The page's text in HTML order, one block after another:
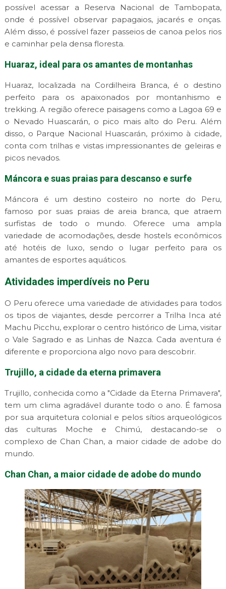
possível acessar a Reserva Nacional de Tambopata,
onde é possível observar papagaios, jacarés e onças.
Além disso, é possível fazer passeios de canoa pelos rios
e caminhar pela densa floresta.
Huaraz, ideal para os amantes de montanhas
Huaraz, localizada na Cordilheira Branca, é o destino
perfeito para os apaixonados por montanhismo e
trekking. A região oferece paisagens como a Lagoa 69 e
o Nevado Huascarán, o pico mais alto do Peru. Além
disso, o Parque Nacional Huascarán, próximo à cidade,
conta com trilhas e vistas impressionantes de geleiras e
picos nevados.
Máncora e suas praias para descanso e surfe
Máncora é um destino costeiro no norte do Peru,
famoso por suas praias de areia branca, que atraem
surfistas de todo o mundo. Oferece uma ampla
variedade de acomodações, desde hostels econômicos
até hotéis de luxo, sendo o lugar perfeito para os
amantes de esportes aquáticos.
Atividades imperdíveis no Peru
O Peru oferece uma variedade de atividades para todos
os tipos de viajantes, desde percorrer a Trilha Inca até
Machu Picchu, explorar o centro histórico de Lima, visitar
o Vale Sagrado e as Linhas de Nazca. Cada aventura é
diferente e proporciona algo novo para descobrir.
Trujillo, a cidade da eterna primavera
Trujillo, conhecida como a "Cidade da Eterna Primavera",
tem um clima agradável durante todo o ano. É famosa
por sua arquitetura colonial e pelos sítios arqueológicos
das culturas Moche e Chimú, destacando-se o
complexo de Chan Chan, a maior cidade de adobe do
mundo.
Chan Chan, a maior cidade de adobe do mundo